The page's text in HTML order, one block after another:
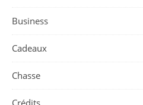
Business
Cadeaux
Chasse
Crédits